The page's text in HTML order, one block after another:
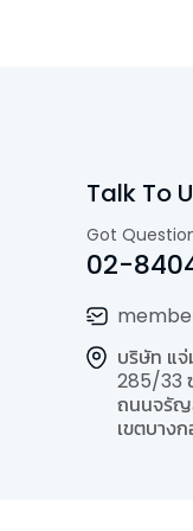
Talk To
Got
02-
บริษัท แ
285/33
ถนนจรัญ
เขตบาง